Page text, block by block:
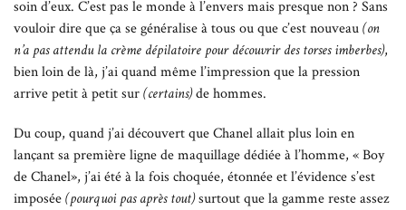
soin d’eux. C’est pas le monde à l’envers mais presque non ? Sans
vouloir dire que ça se généralise à tous ou que c’est nouveau(on
n’a pas attendu la crème dépilatoire pour découvrir des torses imberbes),
bien loin de là, j’ai quand même l’impression que la pression
arrive petit à petit sur(certains)de hommes.
Du coup, quand j’ai découvert que Chanel allait plus loin en
lançant sa première ligne de maquillage dédiée à l’homme, « Boy
de Chanel», j’ai été à la fois choquée, étonnée et l’évidence s’est
imposée(pourquoi pas après tout)surtout que la gamme reste assez